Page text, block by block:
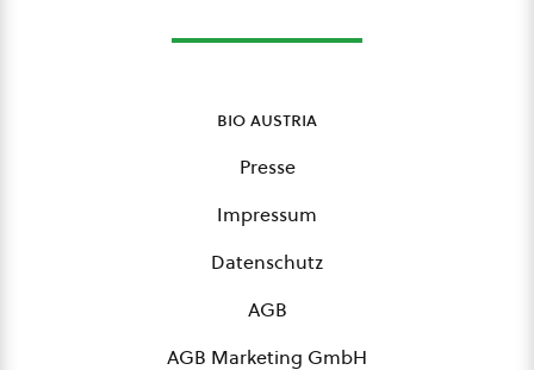
bio austria
Presse
Impressum
Datenschutz
AGB
AGB Marketing GmbH